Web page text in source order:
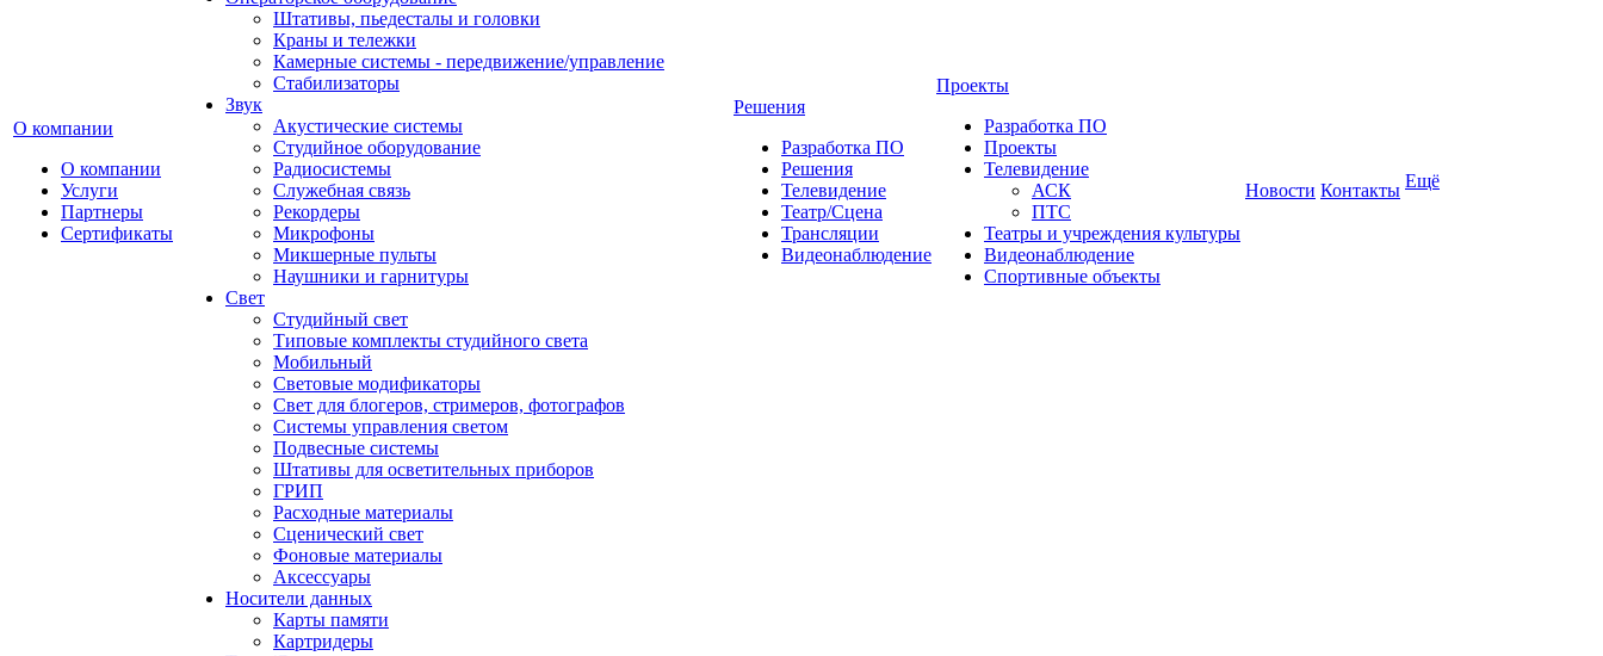
О компании
О компании
Услуги
Партнеры
Сертификаты
Штативы, пьедесталы и головки
Краны и тележки
Камерные системы - передвижение/управление
Стабилизаторы
Звук
Акустические системы
Студийное оборудование
Радиосистемы
Служебная связь
Рекордеры
Микрофоны
Микшерные пульты
Наушники и гарнитуры
Свет
Студийный свет
Типовые комплекты студийного света
Мобильный
Световые модификаторы
Свет для блогеров, стримеров, фотографов
Системы управления светом
Подвесные системы
Штативы для осветительных приборов
ГРИП
Расходные материалы
Сценический свет
Фоновые материалы
Аксессуары
Носители данных
Карты памяти
Картридеры
Решения
Разработка ПО
Решения
Телевидение
Театр/Сцена
Трансляции
Видеонаблюдение
Проекты
Разработка ПО
Проекты
Телевидение
АСК
ПТС
Театры и учреждения культуры
Видеонаблюдение
Спортивные объекты
Новости Контакты Ещё